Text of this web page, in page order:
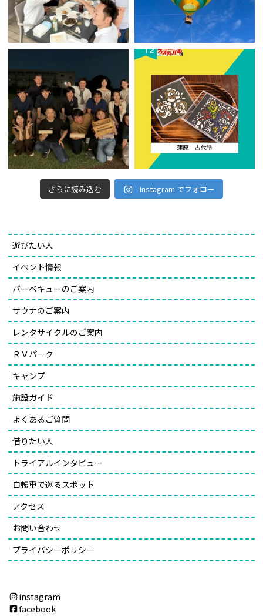
さらに読み込む Instagram でフォロー
遊びたい人
イベント情報
バーベキューのご案内
サウナのご案内
レンタサイクルのご案内
ＲＶパーク
キャンプ
施設ガイド
よくあるご質問
借りたい人
トライアルインタビュー
自転車で巡るスポット
アクセス
お問い合わせ
プライバシーポリシー
instagram
facebook